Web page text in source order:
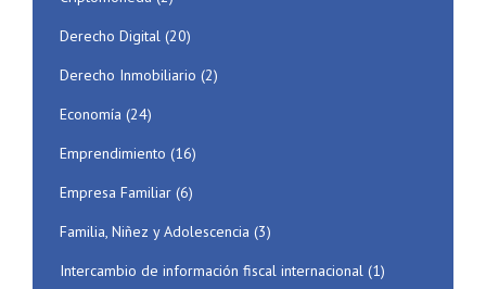
Derecho Digital (20)
Derecho Inmobiliario (2)
Economía (24)
Emprendimiento (16)
Empresa Familiar (6)
Familia, Niñez y Adolescencia (3)
Intercambio de información fiscal internacional (1)